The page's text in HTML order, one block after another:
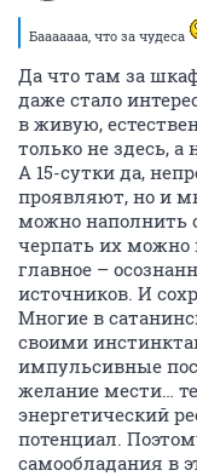
Бааааааа, что за чудеса
Да что там за
даже стало
в живую,
только не здесь, а
А 15-сутки да,
проявляют, но и
можно наполнить
черпать их можно
главное –
источников. И
Многие в
своими
импульсивные
желание мести…
энергетический
потенциал.
самообладания в